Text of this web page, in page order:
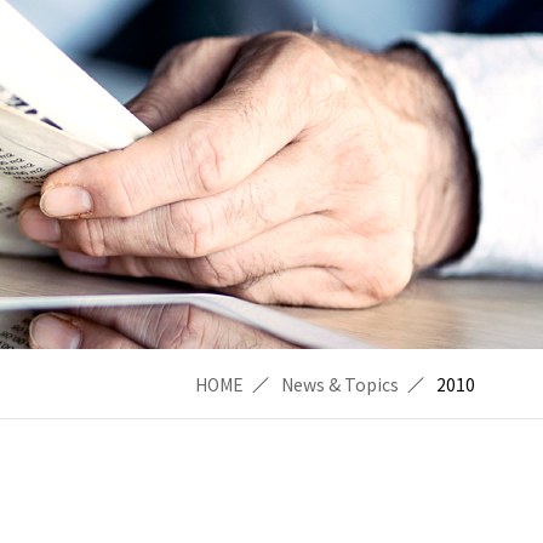
HOME News & Topics 2010